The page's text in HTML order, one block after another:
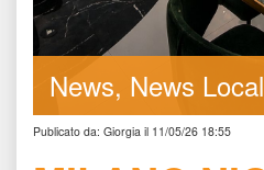
New News
Publicato da: Giorgia il 11/05/26 18:55